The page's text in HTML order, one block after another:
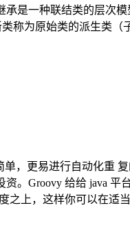
是一种联结类的层次
称为原始类的派生类
，更易进行自动化重
。Groovy 给给 java
上，这样你可以在适